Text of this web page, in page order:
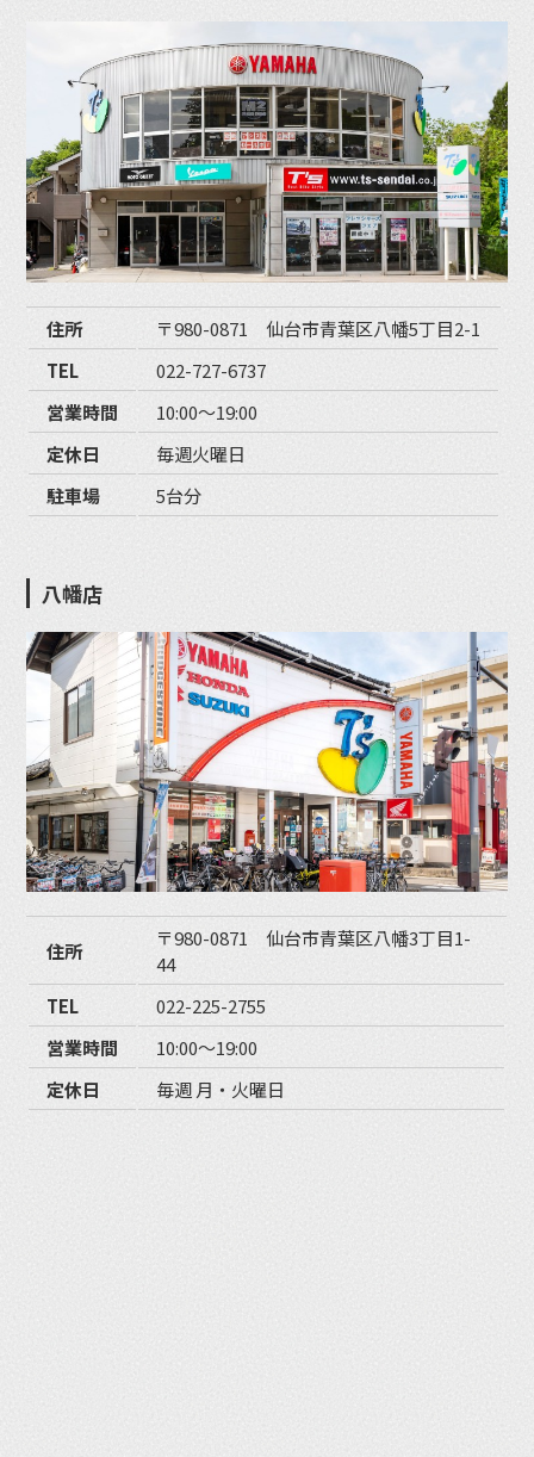
住所
〒980-0871 仙台市青葉区八幡5丁目2-1
TEL
022-727-6737
営業時間
10:00〜19:00
定休日
毎週火曜日
駐車場
5台分
八幡店
住所
〒980-0871 仙台市青葉区八幡3丁目1-
44
TEL
022-225-2755
営業時間
10:00〜19:00
定休日
毎週 月・火曜日